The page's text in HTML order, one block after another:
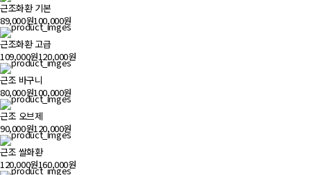
근조화환 기본
89,000원100,000원
근조화환 고급
109,000원120,000원
근조 바구니
80,000원100,000원
근조 오브제
90,000원120,000원
근조 쌀화환
120,000원160,000원